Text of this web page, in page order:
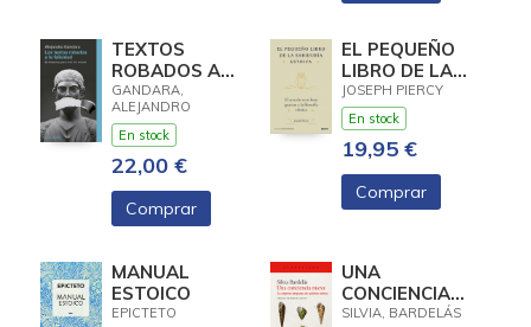
TEXTOS
ROBADOS A
LA FELICIDAD,
LOS
GANDARA,
ALEJANDRO
En stock
22,00 €
Comprar
EL PEQUEÑO
LIBRO DE LA
SABIDURIA
ESTOICA
JOSEPH PIERCY
En stock
19,95 €
Comprar
MANUAL
ESTOICO
EPICTETO
UNA
CONCIENCIA
NUEVA
SILVIA, BARDELÁS